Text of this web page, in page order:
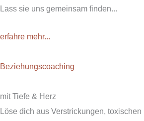
Lass sie uns gemeinsam finden...
erfahre mehr...
Beziehungscoaching
mit Tiefe & Herz
Löse dich aus Verstrickungen,